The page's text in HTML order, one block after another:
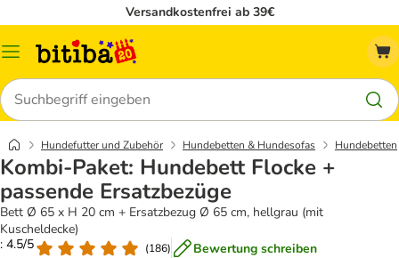
Versandkostenfrei ab 39€
Menü
Suchen
Hundefutter und Zubehör Hundebetten & Hundesofas Hundebetten
Kombi-Paket: Hundebett Flocke +
passende Ersatzbezüge
Bett Ø 65 x H 20 cm + Ersatzbezug Ø 65 cm, hellgrau (mit
Kuscheldecke)
: 4.5/5
(186) Bewertung schreiben